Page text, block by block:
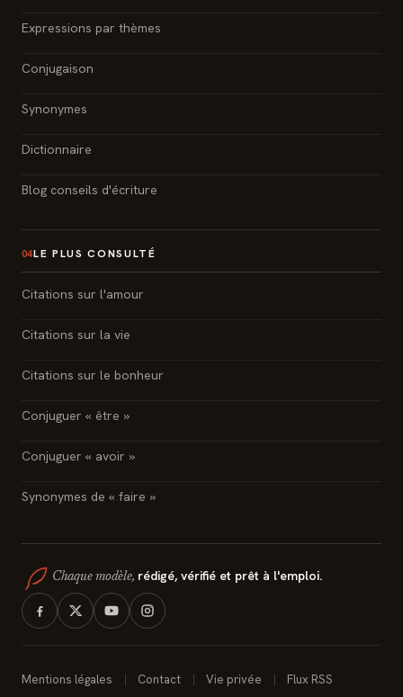
Expressions par thèmes
Conjugaison
Synonymes
Dictionnaire
Blog conseils d'écriture
04LE PLUS CONSULTÉ
Citations sur l'amour
Citations sur la vie
Citations sur le bonheur
Conjuguer « être »
Conjuguer « avoir »
Synonymes de « faire »
Chaque modèle, rédigé, vérifié et prêt à l'emploi.
Mentions légales Contact Vie privée Flux RSS